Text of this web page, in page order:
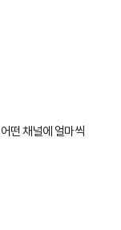
떤 채널에 얼마씩